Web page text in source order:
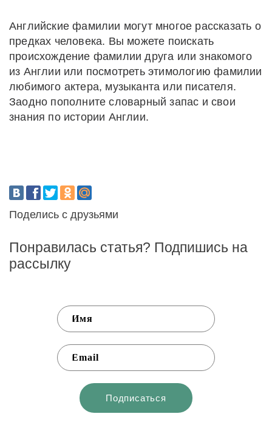
Английские фамилии могут многое рассказать о
предках человека. Вы можете поискать
происхождение фамилии друга или знакомого
из Англии или посмотреть этимологию фамилии
любимого актера, музыканта или писателя.
Заодно пополните словарный запас и свои
знания по истории Англии.
Поделись с друзьями
Понравилась статья? Подпишись на
рассылку